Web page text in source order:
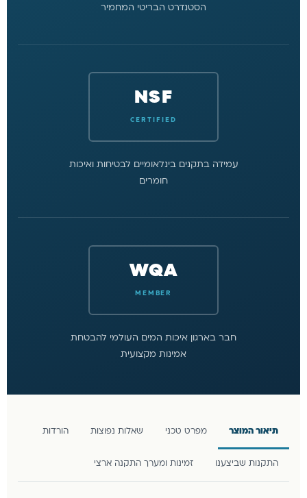
הסטנדרט הבריטי המחמיר
NSF
CERTIFIED
עמידה בתקנים בינלאומיים לבטיחות ואיכות
חומרים
WQA
MEMBER
חבר בארגון איכות המים העולמי להבטחת
אמינות מקצועית
תיאור המוצר מפרט טכני שאלות נפוצות הורדות
התקנות שביצענו זמינות ומערך התקנה ארצי